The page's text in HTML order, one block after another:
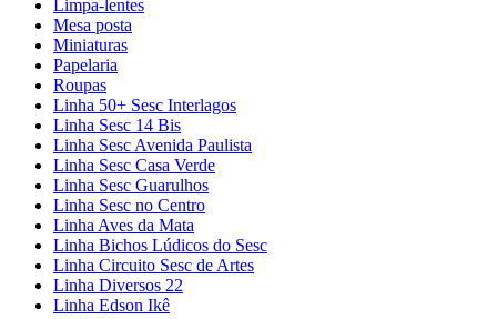
Limpa-lentes
Mesa posta
Miniaturas
Papelaria
Roupas
Linha 50+ Sesc Interlagos
Linha Sesc 14 Bis
Linha Sesc Avenida Paulista
Linha Sesc Casa Verde
Linha Sesc Guarulhos
Linha Sesc no Centro
Linha Aves da Mata
Linha Bichos Lúdicos do Sesc
Linha Circuito Sesc de Artes
Linha Diversos 22
Linha Edson Ikê